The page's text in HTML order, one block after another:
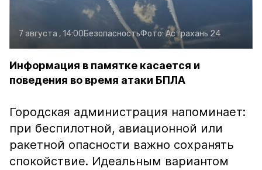
7 августа , 14:00БезопасностьФото: Астрахань 24
Информация в памятке касается и
поведения во время атаки БПЛА
Городская администрация напоминает:
при беспилотной, авиационной или
ракетной опасности важно сохранять
спокойствие. Идеальным вариантом